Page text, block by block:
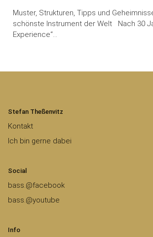
Muster, Strukturen, Tipps und
schönste Instrument der Welt Nach 30
Experience“…
Stefan Theßenvitz
Kontakt
Ich bin gerne dabei
Social
bass.@facebook
bass.@youtube
Info